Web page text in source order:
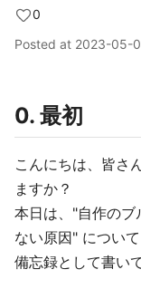
0
Posted at 2023-05-
0. 最初
こんにちは、皆さ
ますか？
本日は、"自作のブ
ない原因" について
備忘録として書い